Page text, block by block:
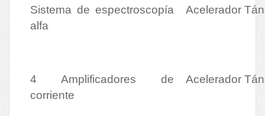
Sistema de espectroscopía
alfa
Acelerador
4 Amplificadores de
corriente
Acelerador